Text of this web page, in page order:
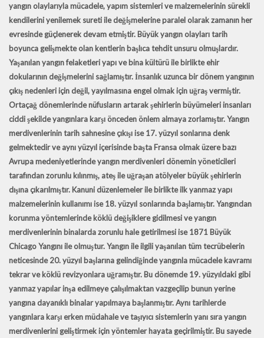
yangın olaylarıyla mücadele, yapım sistemleri ve malzemelerinin sürekli
kendilerini yenilemek sureti ile değişmelerine paralel olarak zamanın her
evresinde güçlenerek devam etmiştir. Büyük yangın olayları tarih
boyunca gelişmekte olan kentlerin başlıca tehdit unsuru olmuşlardır.
Yaşanılan yangın felaketleri yapı ve bina kültürü ile birlikte ehir
dokularının değişmelerini sağlamıştır. İnsanlık uzunca bir dönem yangının
çıkış nedenleri için değil, yayılmasına engel olmak için uğraş vermiştir.
Ortaçağ dönemlerinde nüfusların artarak şehirlerin büyümeleri insanları
ciddi şekilde yangınlara karşı önceden önlem almaya zorlamıştır. Yangın
merdivenlerinin tarih sahnesine çıkışı ise 17. yüzyıl sonlarına denk
gelmektedir ve aynı yüzyıl içerisinde başta Fransa olmak üzere bazı
Avrupa medeniyetlerinde yangın merdivenleri dönemin yöneticileri
tarafından zorunlu kılınmış, ateş ile uğraşan atölyeler büyük şehirlerin
dışına çıkarılmıştır. Kanuni düzenlemeler ile birlikte ilk yanmaz yapı
malzemelerinin kullanımı ise 18. yüzyıl sonlarında başlamıştır. Yangından
korunma yöntemlerinde köklü değişiklere gidilmesi ve yangın
merdivenlerinin binalarda zorunlu hale getirilmesi ise 1871 Büyük
Chicago Yangını ile olmuştur. Yangın ile ilgili yaşanılan tüm tecrübelerin
neticesinde 20. yüzyıl başlarına gelindiğinde yangınla mücadele kavramı
tekrar ve köklü revizyonlara uğramıştır. Bu dönemde 19. yüzyıldaki gibi
yanmaz yapılar inşa edilmeye çalışılmaktan vazgeçilip bunun yerine
yangına dayanıklı binalar yapılmaya başlanmıştır. Aynı tarihlerde
yangınlara karşı erken müdahale ve taşıyıcı sistemlerin yanı sıra yangın
merdivenlerini geliştirmek için yöntemler hayata geçirilmiştir. Bu sayede